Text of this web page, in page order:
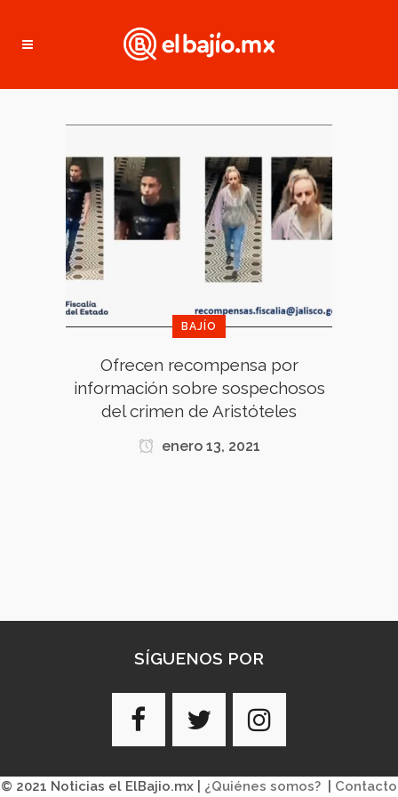
BAJÍO
Ofrecen recompensa por
información sobre sospechosos
del crimen de Aristóteles
enero 13, 2021
SÍGUENOS POR
© 2021 Noticias el ElBajio.mx | ¿Quiénes somos? Contacto